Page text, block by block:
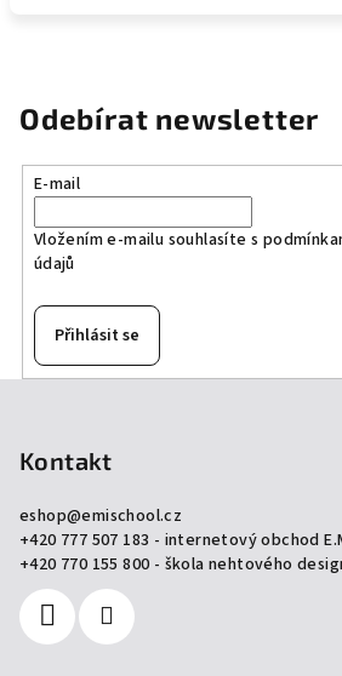
Odebírat newsletter
E-mail
Vložením e-mailu souhlasíte s
údajů
Přihlásit se
Kontakt
eshop@emischool.cz
+420 777 507 183 - internetový obchod
+420 770 155 800 - škola nehtového